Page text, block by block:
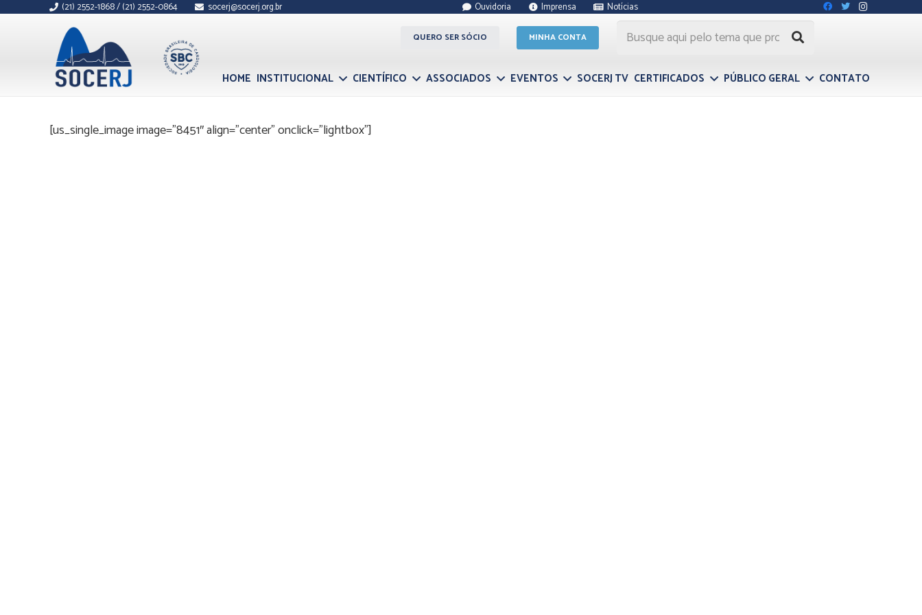
(21) 2552-1868 / (21) 2552-0864 socerj@socerj.org.br Ouvidoria Imprensa Notícias
QUERO SER SÓCIO MINHA CONTA
HOME INSTITUCIONAL CIENTÍFICO ASSOCIADOS EVENTOS SOCERJ TV CERTIFICADOS PÚBLICO GERAL CONTATO
[us_single_image image=”8451″ align=”center” onclick=”lightbox”]